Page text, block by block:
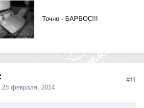
Точно - БАРБОС!!!
28 февраля, 2014
#11